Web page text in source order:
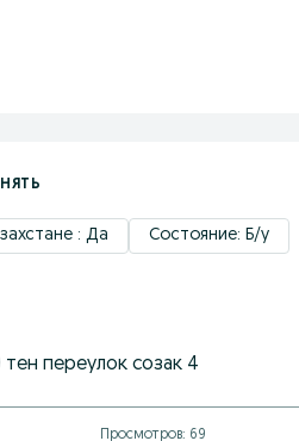
: Да Состояние: Б/у
переулок созак 4
Просмотров: 69